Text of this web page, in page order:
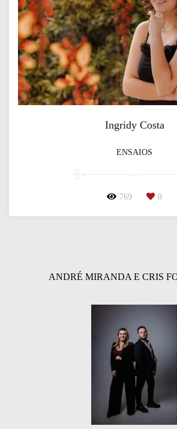
Ingridy Costa
ENSAIOS
769 0
ANDRÉ MIRANDA E CRIS